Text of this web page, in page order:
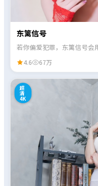
东篱信号
若你偏爱犯罪，东篱信号
4.6 67万
超
清
4K